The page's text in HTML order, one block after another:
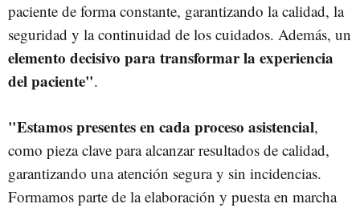
paciente de forma constante, garantizando la calidad, la
seguridad y la continuidad de los cuidados. Además, un
elemento decisivo para transformar la experiencia
del paciente".
"Estamos presentes en cada proceso asistencial,
como pieza clave para alcanzar resultados de calidad,
garantizando una atención segura y sin incidencias.
Formamos parte de la elaboración y puesta en marcha